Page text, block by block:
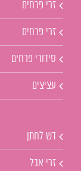
זרי פרחים
זרי פרחים
סידורי פרחים
עציצים
דש לחתן
זרי אבל